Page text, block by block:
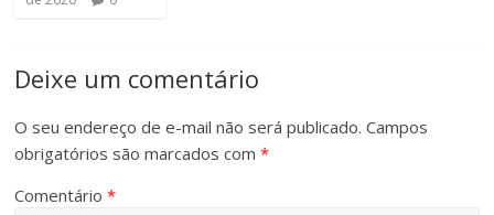
Deixe um comentário
O seu endereço de e-mail não será publicado. Campos
obrigatórios são marcados com*
Comentário*